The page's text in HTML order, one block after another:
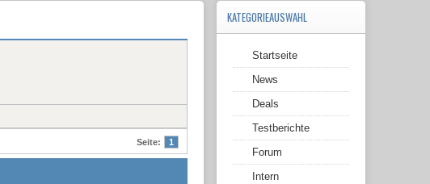
Seite: 1
KATEGORIEAUSWAHL
Startseite
News
Deals
Testberichte
Forum
Intern